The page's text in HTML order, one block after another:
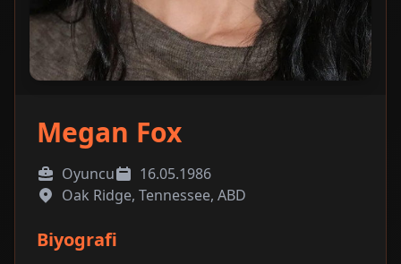
Megan Fox
Oyuncu
16.05.1986
Oak Ridge, Tennessee, ABD
Biyografi